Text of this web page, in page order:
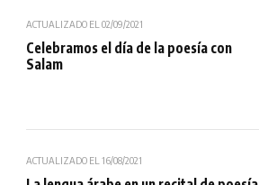
ACTUALIZADO EL 02/09/2021
Celebramos el día de la poesía con
Salam
ACTUALIZADO EL 16/08/2021